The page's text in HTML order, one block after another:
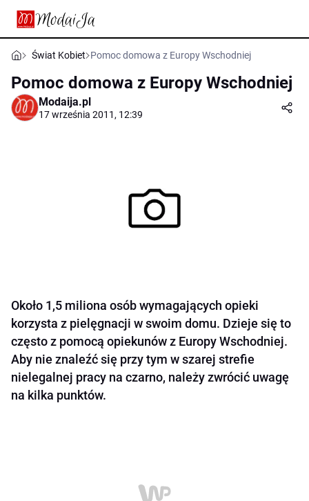
Świat Kobiet Pomoc domowa z Europy Wschodniej
Pomoc domowa z Europy Wschodniej
Modaija.pl
17 września 2011, 12:39
Około 1,5 miliona osób wymagających opieki
korzysta z pielęgnacji w swoim domu. Dzieje się to
często z pomocą opiekunów z Europy Wschodniej.
Aby nie znaleźć się przy tym w szarej strefie
nielegalnej pracy na czarno, należy zwrócić uwagę
na kilka punktów.